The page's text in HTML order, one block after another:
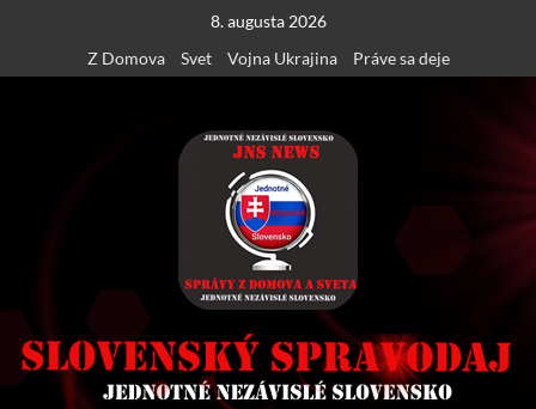
content
8. augusta 2026
Z Domova
Svet Vojna Ukrajina Práve sa deje